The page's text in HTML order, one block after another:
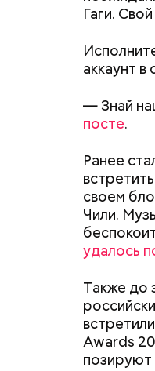
Гаги.
аккаунт в
— Знай
посте.
Ранее
своем
Чили.
удалось
Также до
Awards
чеснок;
соль.
Вред
Фото: